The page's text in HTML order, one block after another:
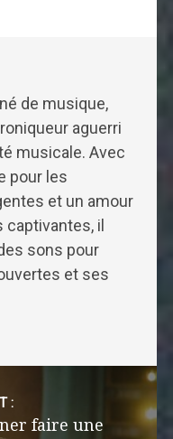
de musique,
aguerri
musicale. Avec
pour les
et un amour
il
sons pour
et ses
:
faire une